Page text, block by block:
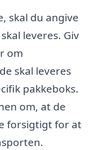
skal du angive
leveres. Giv
om
skal leveres
pakkeboks.
om, at de
forsigtigt for at